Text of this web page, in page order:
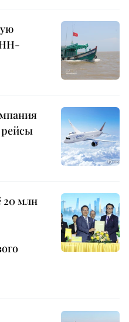
рейсы
20 млн